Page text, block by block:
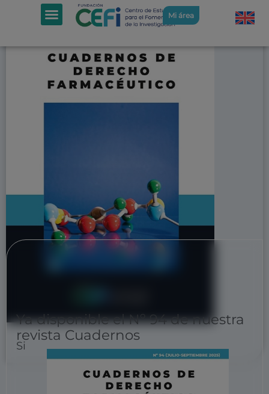
Mi área
Ya disponible el Nº 94 de nuestra
revista Cuadernos
Si